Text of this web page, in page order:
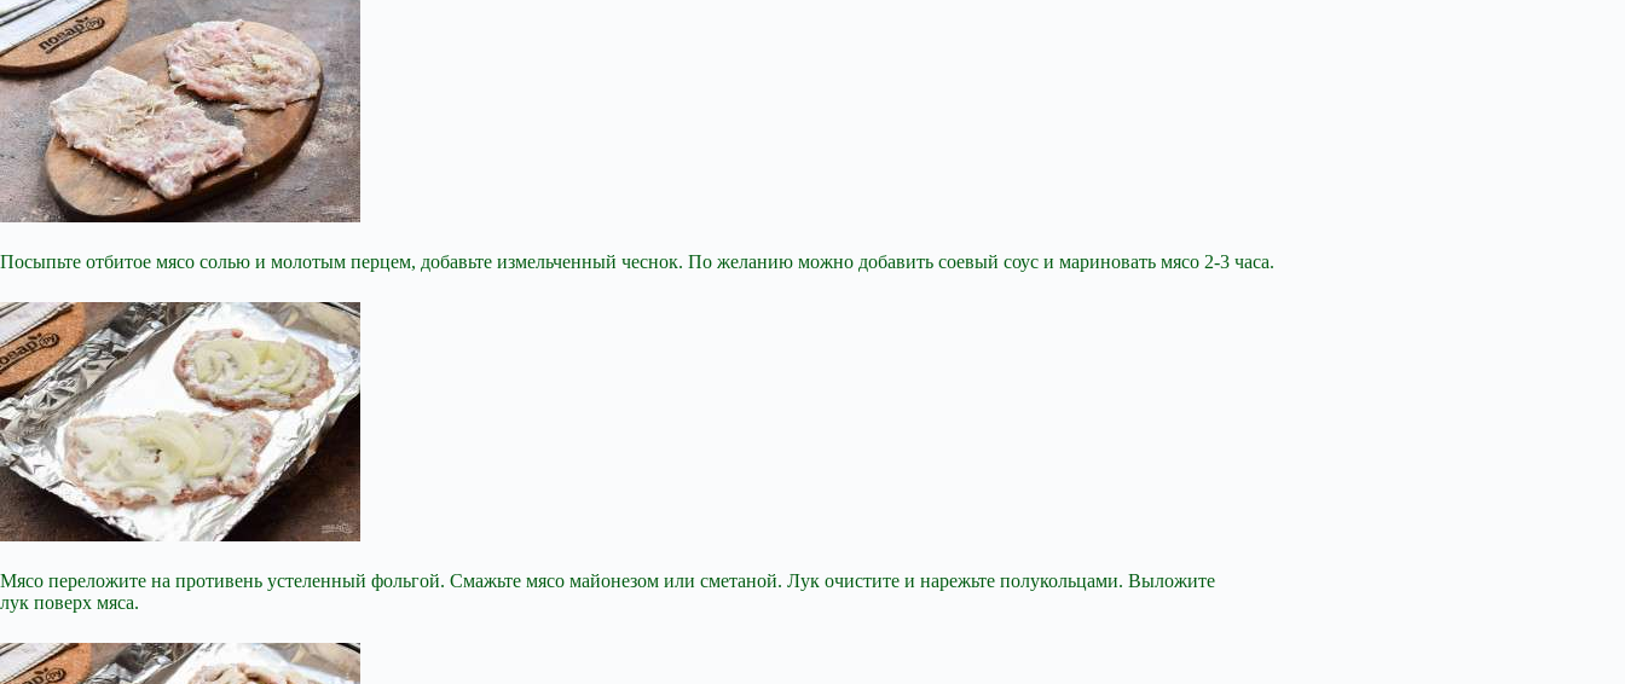
Посыпьте отбитое мясо солью и молотым перцем, добавьте измельченный чеснок. По желанию можно добавить соевый соус и мариновать мясо 2-3 часа.
Мясо переложите на противень устеленный фольгой. Смажьте мясо майонезом или сметаной. Лук очистите и нарежьте полукольцами. Выложите
лук поверх мяса.